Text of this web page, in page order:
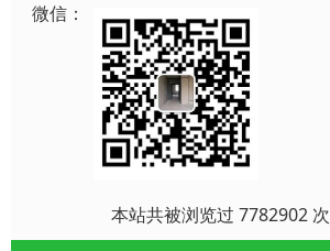
微信：
本站共被浏览过 7782902 次